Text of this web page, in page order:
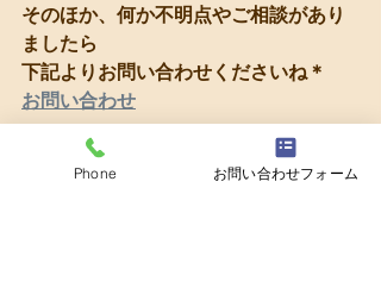
そのほか、何か不明点やご相談があり
ましたら
下記よりお問い合わせくださいね＊
お問い合わせ
Phone お問い合わせフォーム